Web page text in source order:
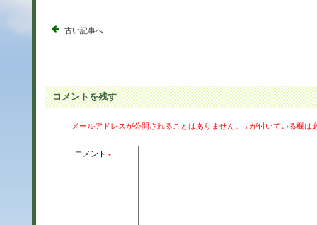
古い記事へ
コメントを残す
メールアドレスが公開されることはありません。 * が付いている欄は
コメント *